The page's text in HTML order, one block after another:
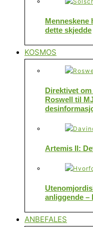
Menneskene
dette skjedde
KOSMOS
Direktivet
Roswell til
Artemis II:
anliggende –
ANBEFALES